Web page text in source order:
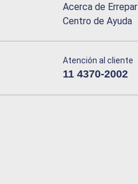
Acerca de Errepar
Centro de Ayuda
Atención al cliente
11 4370-2002